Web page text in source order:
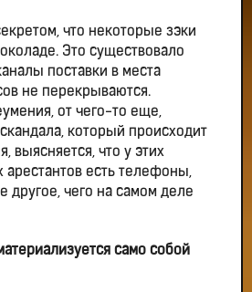
что некоторые зэки
Это существовало
поставки в места
не перекрываются.
от чего-то еще,
который происходит
выясняется, что у этих
арестантов есть телефоны,
другое, чего на самом деле
само собой